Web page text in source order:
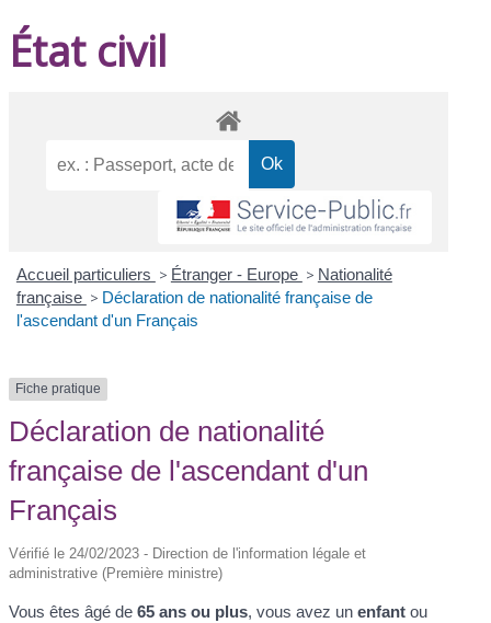
État civil
Accueil particuliers > Étranger - Europe > Nationalité
française > Déclaration de nationalité française de
l'ascendant d'un Français
Fiche pratique
Déclaration de nationalité
française de l'ascendant d'un
Français
Vérifié le 24/02/2023 - Direction de l'information légale et
administrative (Première ministre)
Vous êtes âgé de 65 ans ou plus, vous avez unenfant ou